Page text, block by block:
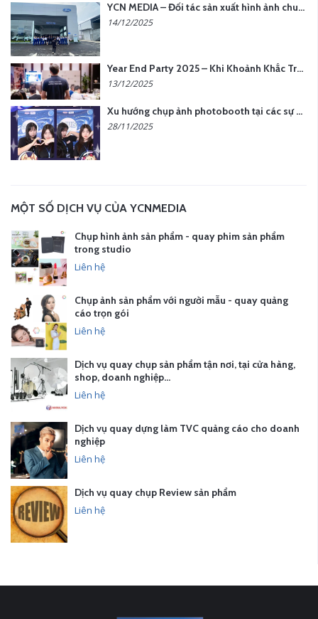
YCN MEDIA – Đối tác sản xuất hình ảnh chuyên nghiệp cho doanh nghiệp tại Hà Nội
14/12/2025
Year End Party 2025 – Khi Khoảnh Khắc Trở Thành Dấu Ấn | Gói Ưu Đãi Tháng 12 Từ YCN Media
13/12/2025
Xu hướng chụp ảnh photobooth tại các sự kiện hiện nay
28/11/2025
MỘT SỐ DỊCH VỤ CỦA YCNMEDIA
Chụp hình ảnh sản phẩm - quay phim sản phẩm
trong studio
Liên hệ
Chụp ảnh sản phẩm với người mẫu - quay quảng
cáo trọn gói
Liên hệ
Dịch vụ quay chụp sản phẩm tận nơi, tại cửa hàng,
shop, doanh nghiệp…
Liên hệ
Dịch vụ quay dựng làm TVC quảng cáo cho doanh
nghiệp
Liên hệ
Dịch vụ quay chụp Review sản phẩm
Liên hệ